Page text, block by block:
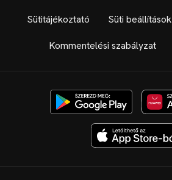
Sütitájékoztató Süti beállítások
Kommentelési szabályzat